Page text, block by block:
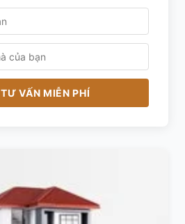
VẤN MIỄN PHÍ